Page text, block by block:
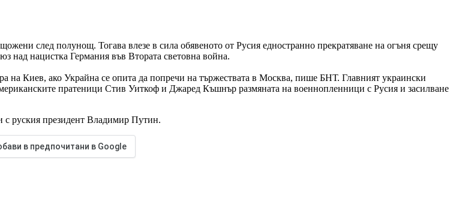
след полунощ. Тогава влезе в сила обявеното от Русия едностранно прекратяване на огъня срещу
над нацистка Германия във Втората световна война.
на Киев, ако Украйна се опита да попречи на тържествата в Москва, пише БНТ. Главният украински
пратеници Стив Уиткоф и Джаред Къшнър размяната на военнопленници с Русия и засилване
руския президент Владимир Путин.
в предпочитани в Google